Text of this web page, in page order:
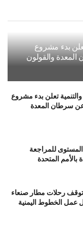
بدء مشروع
والقولون
تعلن بدء مشروع
عن سرطان المعدة
للمراجعة
بالأمم المتحدة
رحلات مطار صنعاء
عمل الخطوط اليمنية